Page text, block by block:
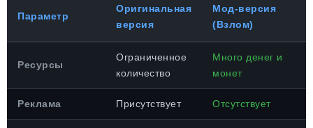
Параметр
Оригинальная
версия
Мод-версия
(Взлом)
Ресурсы
Ограниченное
количество
Много денег и
монет
Реклама Присутствует Отсутствует